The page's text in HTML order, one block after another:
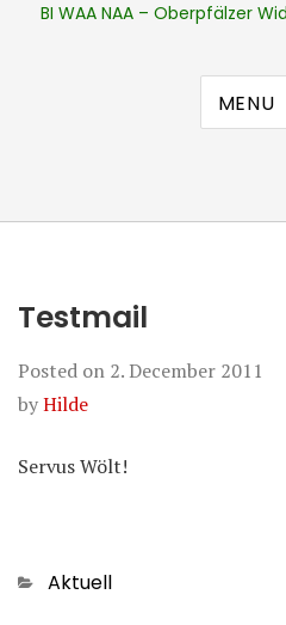
BI WAA NAA – Oberpfälzer
MENU
Testmail
Posted on 2. December 2011
byHilde
Servus Wölt!
Categories
Aktuell